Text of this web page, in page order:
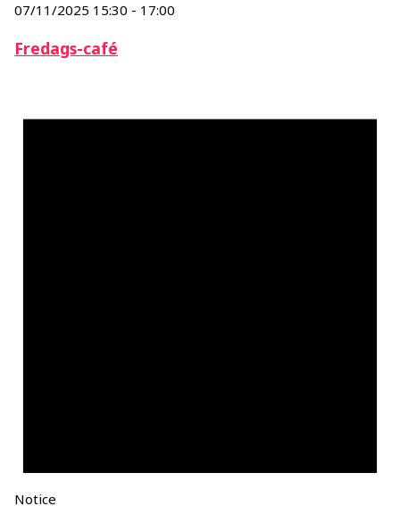
07/11/2025 15:30 - 17:00
Fredags-café
Notice